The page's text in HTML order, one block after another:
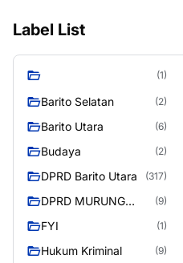
Label List
(1)
Barito Selatan (2)
Barito Utara (6)
Budaya (2)
DPRD Barito Utara (317)
DPRD MURUNG
(9)
FYI (1)
Hukum Kriminal (9)